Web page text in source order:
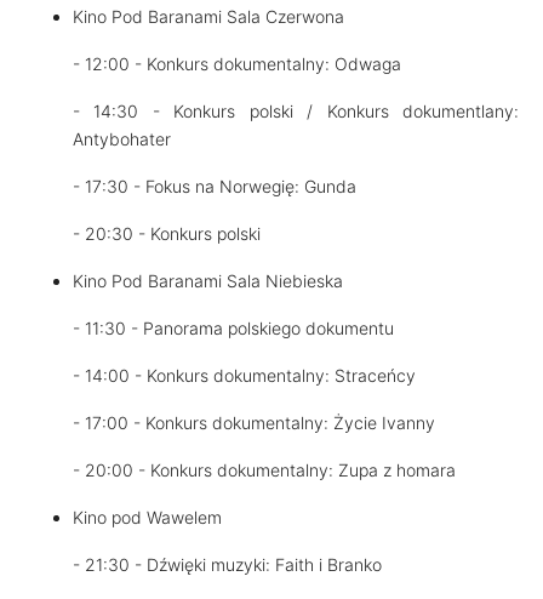
Kino Pod Baranami Sala Czerwona
- 12:00 - Konkurs dokumentalny: Odwaga
- 14:30 - Konkurs polski / Konkurs dokumentlany:
Antybohater
- 17:30 - Fokus na Norwegię: Gunda
- 20:30 - Konkurs polski
Kino Pod Baranami Sala Niebieska
- 11:30 - Panorama polskiego dokumentu
- 14:00 - Konkurs dokumentalny: Straceńcy
- 17:00 - Konkurs dokumentalny: Życie Ivanny
- 20:00 - Konkurs dokumentalny: Zupa z homara
Kino pod Wawelem
- 21:30 - Dźwięki muzyki: Faith i Branko